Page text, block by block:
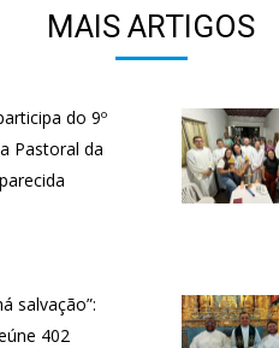
MAIS ARTIGOS
do 9º
Pastoral da
salvação”:
402